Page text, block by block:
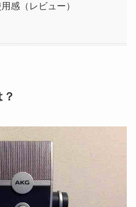
感（レビュー）